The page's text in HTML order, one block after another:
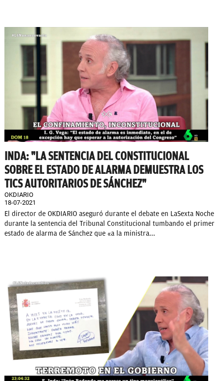
INDA: "LA SENTENCIA DEL CONSTITUCIONAL
SOBRE EL ESTADO DE ALARMA DEMUESTRA LOS
TICS AUTORITARIOS DE SÁNCHEZ"
OKDIARIO
18-07-2021
El director de OKDIARIO aseguró durante el debate en LaSexta Noche
durante la sentencia del Tribunal Constitucional tumbando el primer
estado de alarma de Sánchez que «a la ministra...